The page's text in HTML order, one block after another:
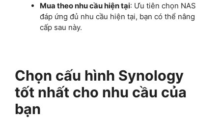
Mua theo nhu cầu hiện tại: Ưu tiên chọn NAS
đáp ứng đủ nhu cầu hiện tại, bạn có thể nâng
cấp sau này.
Chọn cấu hình Synology
tốt nhất cho nhu cầu của
bạn